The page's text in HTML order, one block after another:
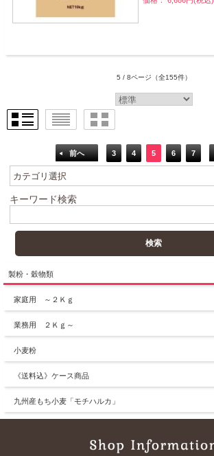
5 / 8ページ （全155件）
前へ 3 4 5 6 7
キーワード検索
製粉・穀物類
家庭用 ～２Ｋｇ
業務用 ２Ｋｇ～
小麦粉
《送料込》ケース商品
九州産もち小麦「モチハルカ」